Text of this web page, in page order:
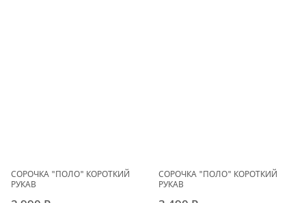
СОРОЧКА "ПОЛО" КОРОТКИЙ
РУКАВ
СОРОЧКА "ПОЛО" КОРОТКИЙ
РУКАВ